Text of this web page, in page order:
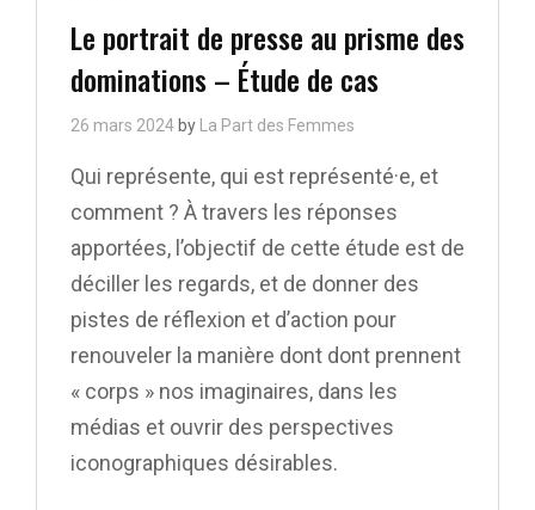
Links
Le portrait de presse au prisme des
dominations – Étude de cas
26 mars 2024 by La Part des Femmes
Qui représente, qui est représenté·e, et
comment ? À travers les réponses
apportées, l’objectif de cette étude est de
déciller les regards, et de donner des
pistes de réflexion et d’action pour
renouveler la manière dont dont prennent
« corps » nos imaginaires, dans les
médias et ouvrir des perspectives
iconographiques désirables.